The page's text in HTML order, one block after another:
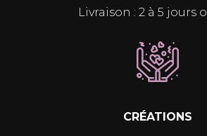
Livraison : 2 à 5 jours
CRÉATIONS